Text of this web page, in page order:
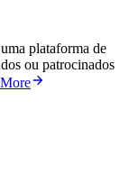
plataforma de
ou patrocinados